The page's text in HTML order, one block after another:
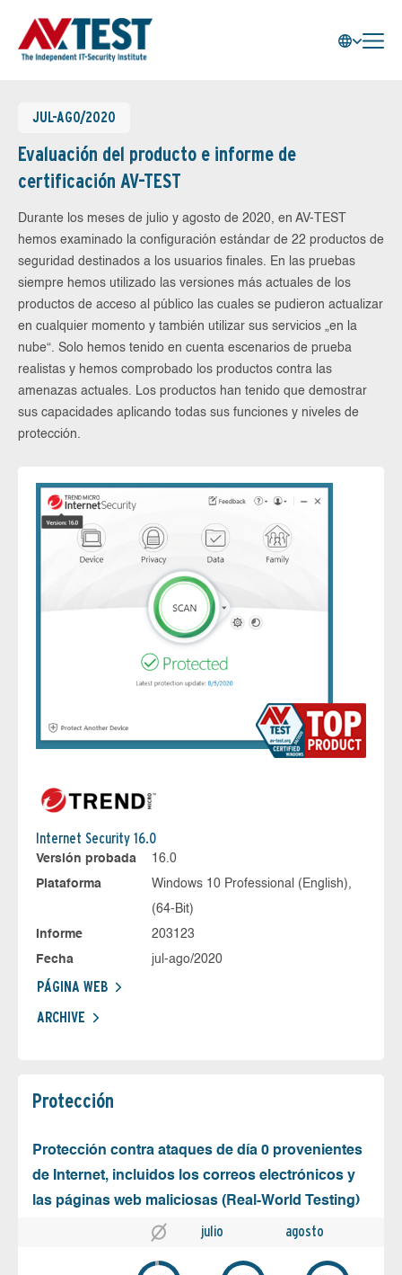
JUL-AGO/2020
Evaluación del producto e informe de
certificación AV-TEST
Durante los meses de julio y agosto de 2020, en AV-TEST
hemos examinado la configuración estándar de 22 productos de
seguridad destinados a los usuarios finales. En las pruebas
siempre hemos utilizado las versiones más actuales de los
productos de acceso al público las cuales se pudieron actualizar
en cualquier momento y también utilizar sus servicios „en la
nube“. Solo hemos tenido en cuenta escenarios de prueba
realistas y hemos comprobado los productos contra las
amenazas actuales. Los productos han tenido que demostrar
sus capacidades aplicando todas sus funciones y niveles de
protección.
Internet Security 16.0
Versión probada
16.0
Plataforma
Windows 10 Professional (English),
(64-Bit)
Informe
203123
Fecha
jul-ago/2020
PÁGINA WEB
ARCHIVE
Protección
Protección contra ataques de día 0 provenientes
de Internet, incluidos los correos electrónicos y
las páginas web maliciosas (Real-World Testing)
julio agosto